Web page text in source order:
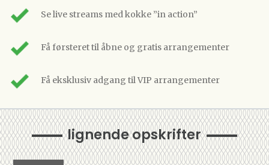
Se live streams med kokke ”in action”
Få førsteret til åbne og gratis arrangementer
Få eksklusiv adgang til VIP arrangementer
lignende opskrifter